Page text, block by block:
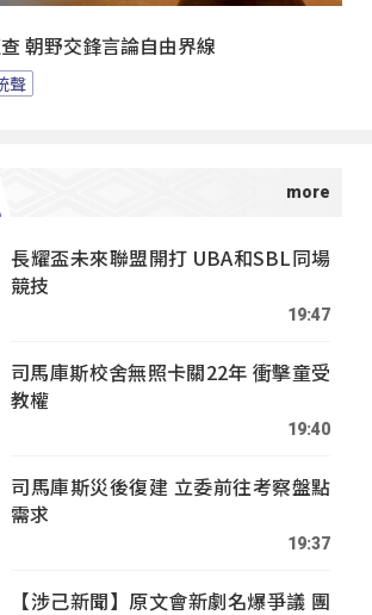
朝野交鋒言論自由界線
聲
長耀盃未來聯盟開打 UBA和SBL同場
競技
19:47
司馬庫斯校舍無照卡關22年 衝擊童受
教權
19:40
司馬庫斯災後復建 立委前往考察盤點
需求
19:37
【涉己新聞】原文會新劇名爆爭議 團